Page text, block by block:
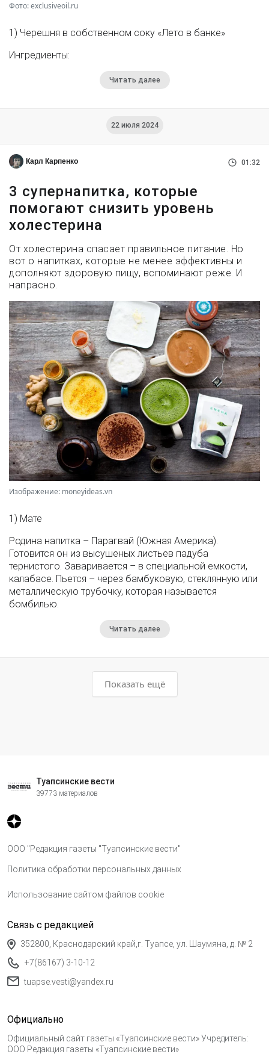
Фото: exclusiveoil.ru
1) Черешня в собственном соку «Лето в банке»
Ингредиенты:
Читать далее
22 июля 2024
Карл Карпенко 01:32
3 супернапитка, которые
помогают снизить уровень
холестерина
От холестерина спасает правильное питание. Но
вот о напитках, которые не менее эффективны и
дополняют здоровую пищу, вспоминают реже. И
напрасно.
Изображение: moneyideas.vn
1) Мате
Родина напитка – Парагвай (Южная Америка).
Готовится он из высушеных листьев падуба
тернистого. Заваривается – в специальной емкости,
калабасе. Пьется – через бамбуковую, стеклянную или
металлическую трубочку, которая называется
бомбилью.
Читать далее
Показать ещё
Туапсинские вести
39773 материалов
ООО "Редакция газеты "Туапсинские вести"
Политика обработки персональных данных
Использование сайтом файлов cookie
Связь с редакцией
352800, Краснодарский край,г. Туапсе, ул. Шаумяна, д. № 2
+7(86167) 3-10-12
tuapse.vesti@yandex.ru
Официально
Официальный сайт газеты «Туапсинские вести» Учредитель:
ООО Редакция газеты «Туапсинские вести»